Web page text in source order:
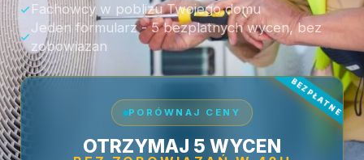
Fachowcy w poblizu Twojego domu
Jeden formularz - 5 bezplatnych wycen, bez
zobowiazan
PORÓWNAJ CENY
OTRZYMAJ 5 WYCEN